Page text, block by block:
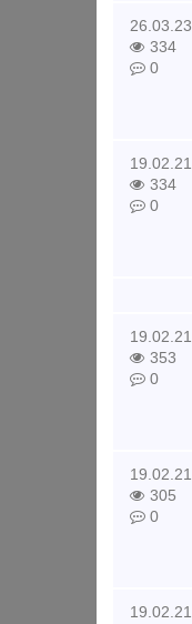
26.03.23
334
0
19.02.21
334
0
19.02.21
353
0
19.02.21
305
0
19.02.21